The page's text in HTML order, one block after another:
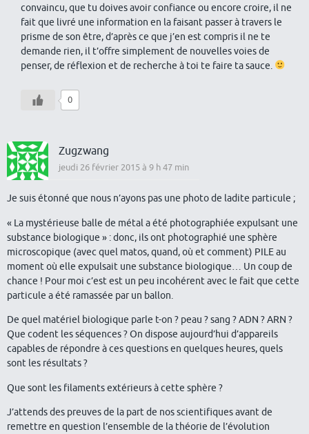
convaincu, que tu doives avoir confiance ou encore croire, il ne
fait que livré une information en la faisant passer à travers le
prisme de son être, d’après ce que j’en est compris il ne te
demande rien, il t’offre simplement de nouvelles voies de
penser, de réflexion et de recherche à toi te faire ta sauce.
0
Zugzwang
jeudi 26 février 2015 à 9 h 47 min
Je suis étonné que nous n’ayons pas une photo de ladite particule ;
« La mystérieuse balle de métal a été photographiée expulsant une
substance biologique » : donc, ils ont photographié une sphère
microscopique (avec quel matos, quand, où et comment) PILE au
moment où elle expulsait une substance biologique… Un coup de
chance ! Pour moi c’est est un peu incohérent avec le fait que cette
particule a été ramassée par un ballon.
De quel matériel biologique parle t-on ? peau ? sang ? ADN ? ARN ?
Que codent les séquences ? On dispose aujourd’hui d’appareils
capables de répondre à ces questions en quelques heures, quels
sont les résultats ?
Que sont les filaments extérieurs à cette sphère ?
J’attends des preuves de la part de nos scientifiques avant de
remettre en question l’ensemble de la théorie de l’évolution